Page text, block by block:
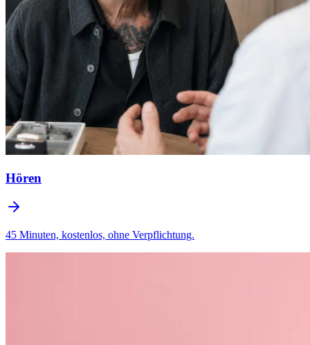
Hören
45 Minuten, kostenlos, ohne Verpflichtung.